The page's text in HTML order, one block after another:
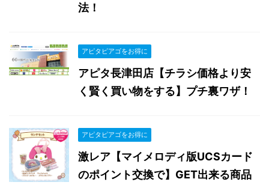
法！
アピタピアゴをお得に
アピタ長津田店【チラシ価格より安
く賢く買い物をする】プチ裏ワザ！
アピタピアゴをお得に
激レア【マイメロディ版UCSカード
のポイント交換で】GET出来る商品